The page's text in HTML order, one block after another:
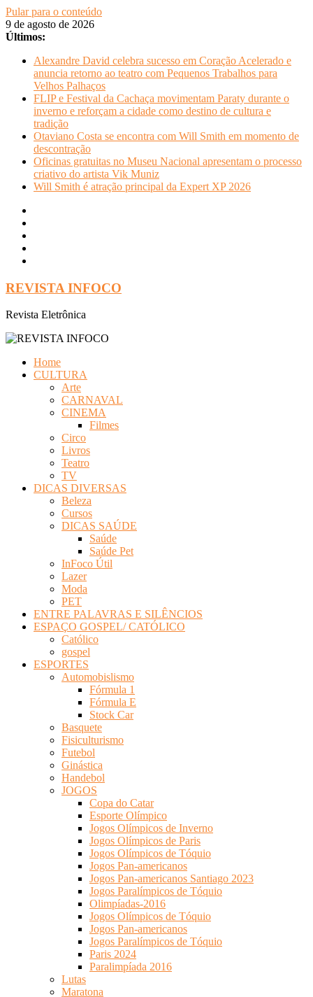
Pular para o conteúdo
9 de agosto de 2026
Últimos:
Alexandre David celebra sucesso em Coração Acelerado e
anuncia retorno ao teatro com Pequenos Trabalhos para
Velhos Palhaços
FLIP e Festival da Cachaça movimentam Paraty durante o
inverno e reforçam a cidade como destino de cultura e
tradição
Otaviano Costa se encontra com Will Smith em momento de
descontração
Oficinas gratuitas no Museu Nacional apresentam o processo
criativo do artista Vik Muniz
Will Smith é atração principal da Expert XP 2026
REVISTA INFOCO
Revista Eletrônica
Home
CULTURA
Arte
CARNAVAL
CINEMA
Filmes
Circo
Livros
Teatro
TV
DICAS DIVERSAS
Beleza
Cursos
DICAS SAÚDE
Saúde
Saúde Pet
InFoco Útil
Lazer
Moda
PET
ENTRE PALAVRAS E SILÊNCIOS
ESPAÇO GOSPEL/ CATÓLICO
Católico
gospel
ESPORTES
Automobislismo
Fórmula 1
Fórmula E
Stock Car
Basquete
Fisiculturismo
Futebol
Ginástica
Handebol
JOGOS
Copa do Catar
Esporte Olímpico
Jogos Olímpicos de Inverno
Jogos Olímpicos de Paris
Jogos Olímpicos de Tóquio
Jogos Pan-americanos
Jogos Pan-americanos Santiago 2023
Jogos Paralímpicos de Tóquio
Olimpíadas-2016
Jogos Olímpicos de Tóquio
Jogos Pan-americanos
Jogos Paralímpicos de Tóquio
Paris 2024
Paralimpíada 2016
Lutas
Maratona